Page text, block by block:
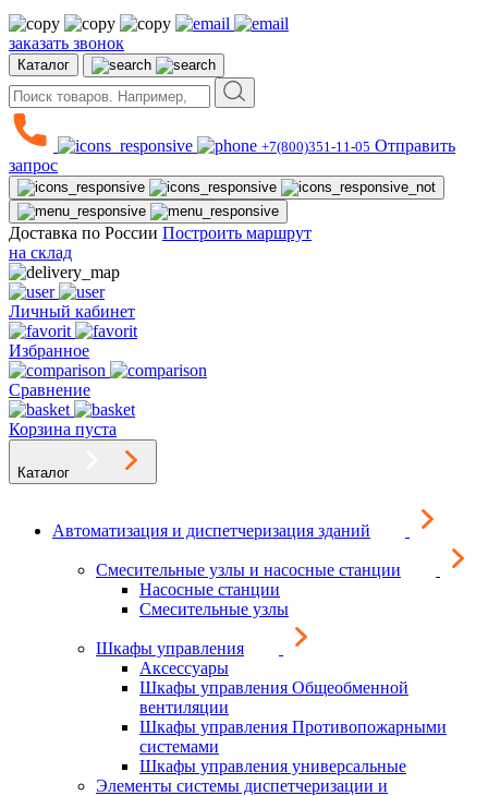
заказать звонок
Каталог
+7(800)351-11-05 Отправить
запрос
Доставка по России Построить маршрут
на склад
Личный кабинет
Избранное
Сравнение
Корзина пуста
Каталог
Автоматизация и диспетчеризация зданий
Смесительные узлы и насосные станции
Насосные станции
Смесительные узлы
Шкафы управления
Аксессуары
Шкафы управления Общеобменной
вентиляции
Шкафы управления Противопожарными
системами
Шкафы управления универсальные
Элементы системы диспетчеризации и